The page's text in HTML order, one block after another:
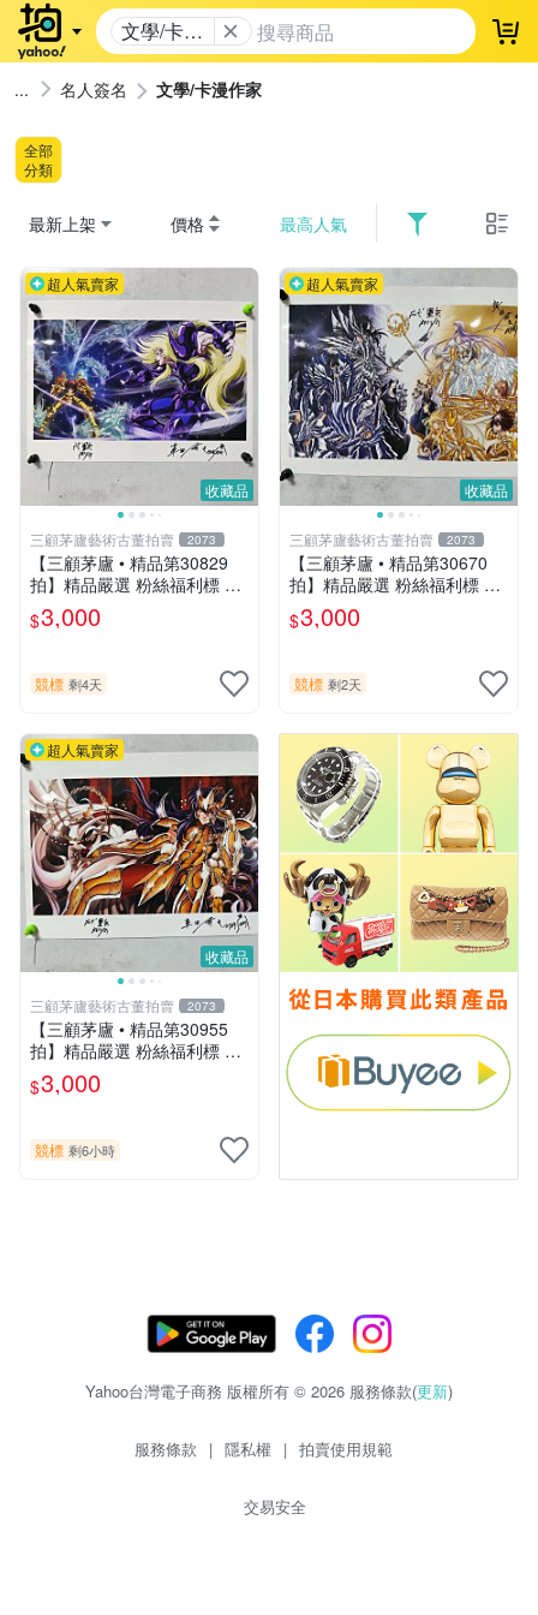
文學/卡漫
作家
登
名人簽名 文學/卡漫作家
全部
分類
最新上架 價格 最高人氣
收藏品
超人氣賣家
三顧茅廬藝術古董拍賣 2073
【三顧茅廬 • 精品第30829
拍】精品嚴選 粉絲福利標 日
本動漫大師 車田正美簽名照
片《聖鬥士星矢》！ 特惠起
$3,000
競標 剩4天
收藏品
超人氣賣家
三顧茅廬藝術古董拍賣 2073
【三顧茅廬 • 精品第30670
拍】精品嚴選 粉絲福利標 日
本動漫大師 車田正美簽名照
片《聖鬥士星矢》！ 特惠起
$3,000
競標 剩2天
收藏品
超人氣賣家
三顧茅廬藝術古董拍賣 2073
【三顧茅廬 • 精品第30955
拍】精品嚴選 粉絲福利標 日
本動漫大師 車田正美簽名照
片《聖鬥士星矢》！ 特惠起
$3,000
競標 剩6小時
Yahoo台灣電子商務 版權所有 © 2026 服務條款(更新)
服務條款 | 隱私權 | 拍賣使用規範
交易安全